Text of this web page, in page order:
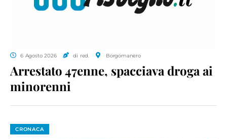
6 Agosto 2026 di red. Borgomanero
Arrestato 47enne, spacciava droga ai
minorenni
CRONACA